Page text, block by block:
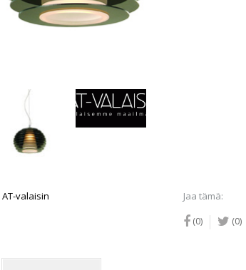
AT-valaisin Jaa tämä:
(0) (0)